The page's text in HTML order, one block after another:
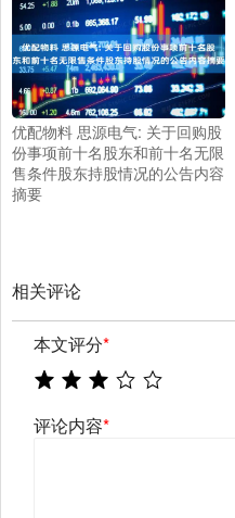
优配物料 思源电气: 关于回购股
份事项前十名股东和前十名无限
售条件股东持股情况的公告内容
摘要
相关评论
本文评分*
评论内容*